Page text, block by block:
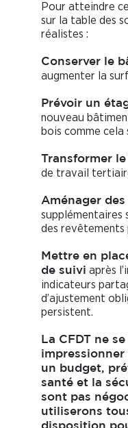
Pour atteindre
sur la table des
réalistes :
Conserver le
augmenter la
Prévoir un
nouveau
bois comme cela
Transformer
de travail
Aménager
supplémentaires
des revêtements
Mettre en
de suivi après
indicateurs
d’ajustement
persistent.
La CFDT ne
impressionner
un budget,
santé et la
sont pas
utiliserons